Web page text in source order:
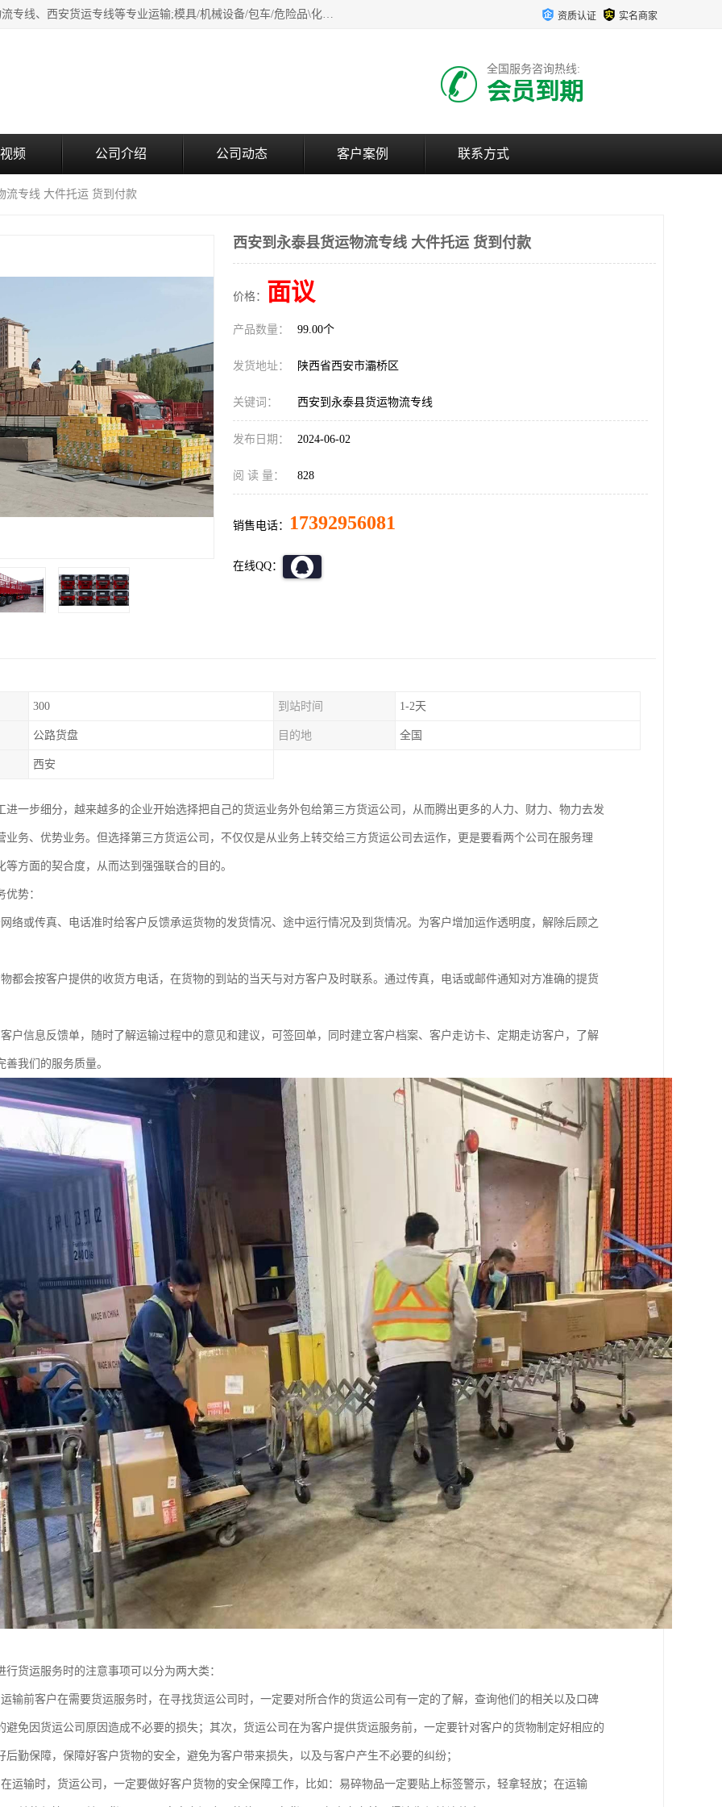
西安鸿福祥物流公司是西安轿车托运物流公司，从事：西安物流专线、西安货运专线等专业运输;模具/机械设备/包车/危险品\化工涂料/油漆机油\普通货物\食品\家具\贵重货物运输/易碎品运输/工艺品\行李\搬家运输等超限大件货物专业运输服务为一体。 资质认证 实名商家
全国服务咨询热线:
会员到期
频 公司介绍 公司动态 客户案例 联系方式
流专线 大件托运 货到付款
西安到永泰县货运物流专线 大件托运 货到付款
价格： 面议
产品数量： 99.00个
发货地址： 陕西省西安市灞桥区
关键词： 西安到永泰县货运物流专线
发布日期： 2024-06-02
阅 读 量： 828
销售电话： 17392956081
在线QQ：
300 到站时间 1-2天
公路货盘 目的地 全国
西安
进一步细分，越来越多的企业开始选择把自己的货运业务外包给第三方货运公司，从而腾出更多的人力、财力、物力去发
业务、优势业务。但选择第三方货运公司，不仅仅是从业务上转交给三方货运公司去运作，更是要看两个公司在服务理
等方面的契合度，从而达到强强联合的目的。
优势：
络或传真、电话准时给客户反馈承运货物的发货情况、途中运行情况及到货情况。为客户增加运作透明度，解除后顾之
都会按客户提供的收货方电话，在货物的到站的当天与对方客户及时联系。通过传真，电话或邮件通知对方准确的提货
户信息反馈单，随时了解运输过程中的意见和建议，可签回单，同时建立客户档案、客户走访卡、定期走访客户，了解
善我们的服务质量。
行货运服务时的注意事项可以分为两大类：
输前客户在需要货运服务时，在寻找货运公司时，一定要对所合作的货运公司有一定的了解，查询他们的相关以及口碑
避免因货运公司原因造成不必要的损失；其次，货运公司在为客户提供货运服务前，一定要针对客户的货物制定好相应的
后勤保障，保障好客户货物的安全，避免为客户带来损失，以及与客户产生不必要的纠纷；
运输时，货运公司，一定要做好客户货物的安全保障工作，比如：易碎物品一定要贴上标签警示，轻拿轻放；在运输